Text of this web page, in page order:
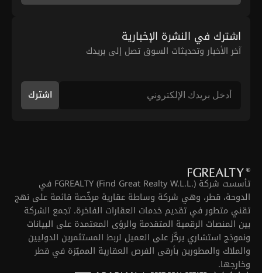
اشترك في النشرة الإخبارية
آخر الأخبار وتحديثات السوق تصل إلى بريدك
اشترك
تأسست شركة FGREALTY (Find Great Realty W.L.L.) في
الدوحة، قطر، وهي شركة وساطة عقارية مرخّصة قائمة على نهج
تقني متطور في تقديم خدمات العقارات الفاخرة. تجمع الشركة
بين المنصات الرقمية المتقدمة والرؤى المعتمدة على البيانات
ونموذج استشاري يركّز على العميل لربط المستثمرين الدوليين
والملاك والمطورين بأرقى الفرص العقارية المميّزة في قطر
وخارجها.